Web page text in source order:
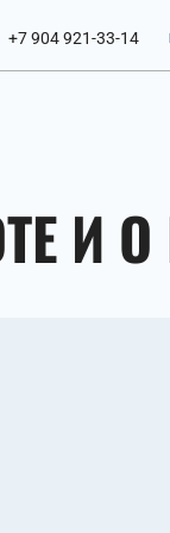
+7 904 921-33-14
И О